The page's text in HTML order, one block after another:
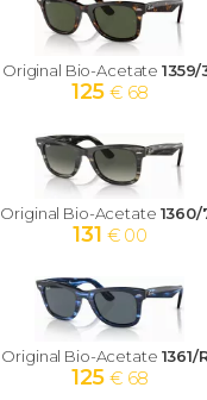
Original Bio-Acetate1359/
125 € 68
Original Bio-Acetate 1360/
131 € 00
Original Bio-Acetate 1361/
125 € 68